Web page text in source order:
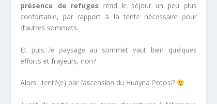
présence de refuges rend le séjour un peu plus
confortable, par rapport à la tente nécessaire pour
d’autres sommets.
Et puis…le paysage au sommet vaut bien quelques
efforts et frayeurs, non?
Alors…tenté(e) par l’ascension du Huayna Potosi?